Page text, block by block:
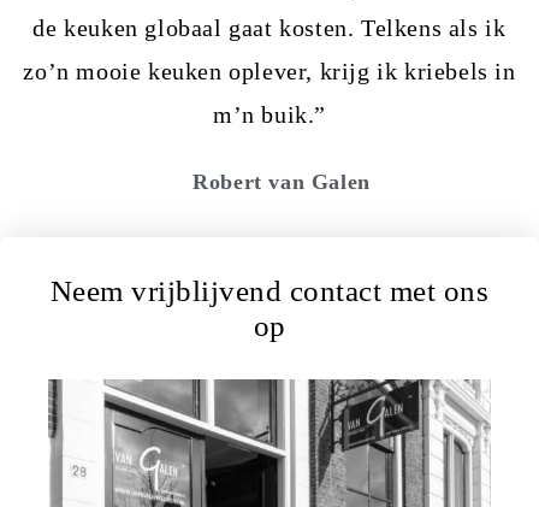
de keuken globaal gaat kosten. Telkens als ik
zo’n mooie keuken oplever, krijg ik kriebels in
m’n buik.”
Robert van Galen
Neem vrijblijvend contact met ons
op